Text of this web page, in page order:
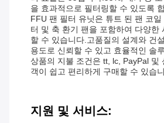
을 효과적으로 필터링할 수 있도록
FFU 팬 필터 유닛은 튜트 된 팬 코
터 및 축 환기 팬을 포함하여 다양한
할 수 있습니다.고품질의 설계와 건
용도로 신뢰할 수 있고 효율적인 솔
상품의 지불 조건은 tt, lc, PayPal 및
객이 쉽고 편리하게 구매할 수 있습
지원 및 서비스: